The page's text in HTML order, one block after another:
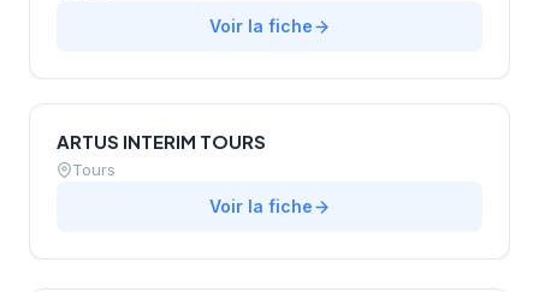
Voir la fiche
ARTUS INTERIM TOURS
Tours
Voir la fiche